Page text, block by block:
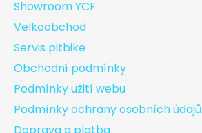
Showroom YCF
Velkoobchod
Servis pitbike
Obchodní podmínky
Podmínky užití webu
Podmínky ochrany osobních údajů